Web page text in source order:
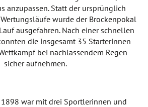
anzupassen. Statt der ursprünglich
wurde der Brockenpokal
ausgefahren. Nach einer schnellen
die insgesamt 35 Starterinnen
bei nachlassendem Regen
sicher aufnehmen.
1898 war mit drei Sportlerinnen und